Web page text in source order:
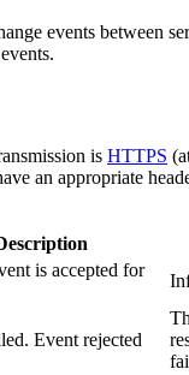
events between
is HTTPS
an appropriate
is accepted for
Event rejected